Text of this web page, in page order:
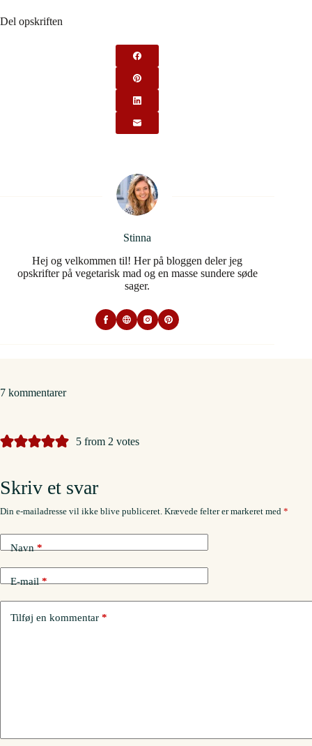
Del opskriften
Stinna
Hej og velkommen til! Her på bloggen deler jeg
opskrifter på vegetarisk mad og en masse sundere søde
sager.
7 kommentarer
5 from 2 votes
Skriv et svar
Din e-mailadresse vil ikke blive publiceret. Krævede felter er markeret med *
Navn*
E-mail*
Tilføj en kommentar *